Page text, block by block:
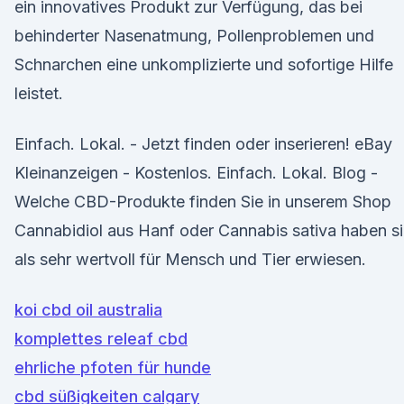
ein innovatives Produkt zur Verfügung, das bei
behinderter Nasenatmung, Pollenproblemen und
Schnarchen eine unkomplizierte und sofortige Hilfe
leistet.
Einfach. Lokal. - Jetzt finden oder inserieren! eBay
Kleinanzeigen - Kostenlos. Einfach. Lokal. Blog -
Welche CBD-Produkte finden Sie in unserem Shop
Cannabidiol aus Hanf oder Cannabis sativa haben
als sehr wertvoll für Mensch und Tier erwiesen.
koi cbd oil australia
komplettes releaf cbd
ehrliche pfoten für hunde
cbd süßigkeiten calgary